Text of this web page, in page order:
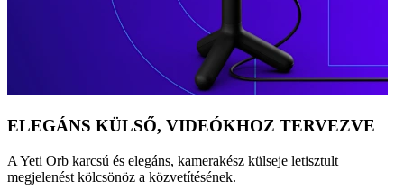
ELEGÁNS KÜLSŐ, VIDEÓKHOZ TERVEZVE
A Yeti Orb karcsú és elegáns, kamerakész külseje letisztult
megjelenést kölcsönöz a közvetítésének.